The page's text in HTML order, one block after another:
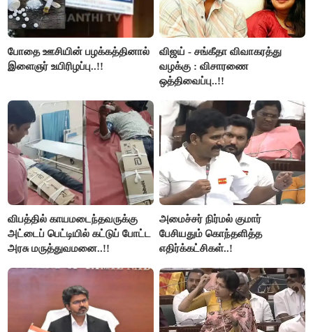
போதை ஊசியின் பழக்கத்தினால்
இளைஞர் உயிரிழப்பு..!!
விஜய் - சங்கீதா விவாகரத்து
வழக்கு : விசாரணை
ஒத்திவைப்பு..!!
விபத்தில் காயமடைந்தவருக்கு
அட்டைப் பெட்டியில் கட்டுப் போட்ட
அரசு மருத்துவமனை..!!
அமைச்சர் நிர்மல் குமார்
பேசியதும் கொந்தளித்த
எதிர்க்கட்சிகள்..!